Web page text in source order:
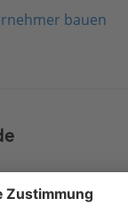
bauen